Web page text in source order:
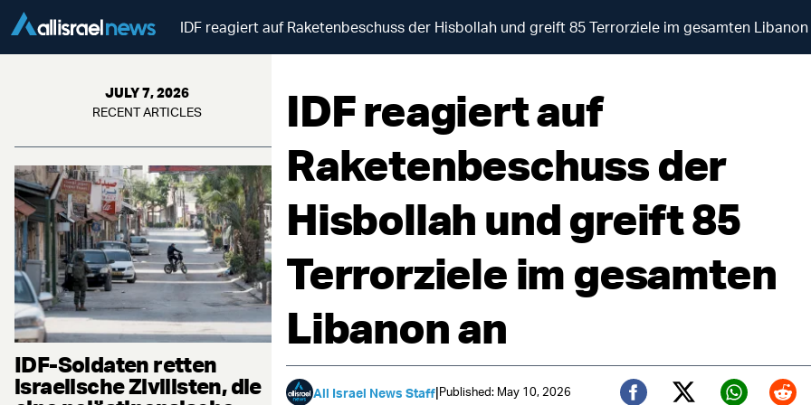
IDF reagiert auf Raketenbeschuss der Hisbollah und greift 85 Terrorziele im gesamten Libanon
JULY 7, 2026
RECENT ARTICLES
IDF-Soldaten retten
israelische Zivilisten, die
IDF reagiert auf
Raketenbeschuss der
Hisbollah und greift 85
Terrorziele im gesamten
Libanon an
All Israel News Staff|Published: May 10, 2026